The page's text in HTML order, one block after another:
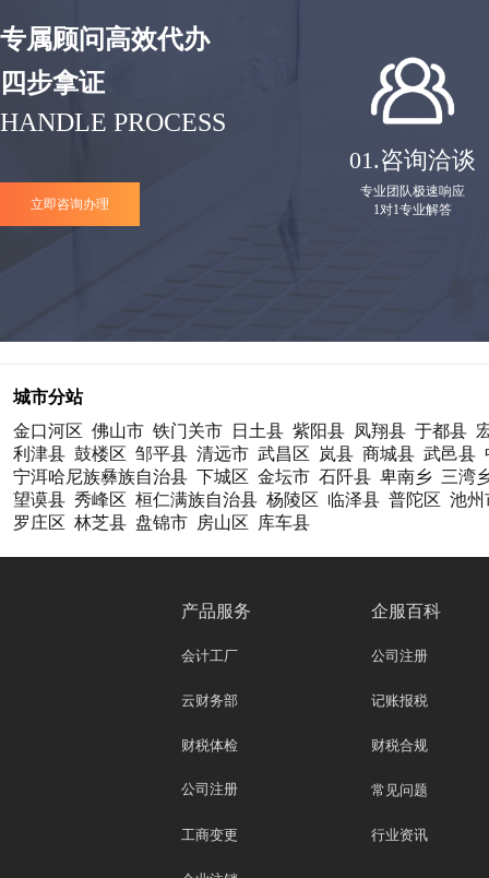
专属顾问高效代办
四步拿证
HANDLE PROCESS
立即咨询办理
01.咨询洽谈
专业团队极速响应
1对1专业解答
城市分站
金口河区 佛山市 铁门关市 日土县 紫阳县 凤翔县 于都县
利津县 鼓楼区 邹平县 清远市 武昌区 岚县 商城县 武邑县
宁洱哈尼族彝族自治县 下城区 金坛市 石阡县 卑南乡 三湾
望谟县 秀峰区 桓仁满族自治县 杨陵区 临泽县 普陀区 池州
罗庄区 林芝县 盘锦市 房山区 库车县
产品服务
会计工厂
云财务部
财税体检
公司注册
工商变更
企服百科
公司注册
记账报税
财税合规
常见问题
行业资讯